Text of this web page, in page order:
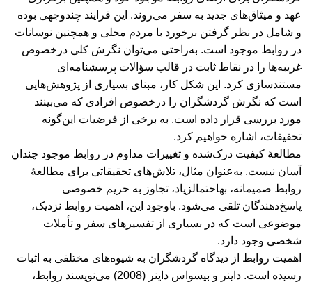
عهد و میثاق‌های جدید به سفر می‌روند. این فرایند چندوجهی بوده
و شامل در نظر گرفتن برخورد با مردم محلی و همچنین نوسانات
در روابط موجود است. به‌راحتی می‌توان نگرش کلی درخصوص
غریبه‌ها را در نقاط ثابت در قالب سؤالات پرسشنامه‌ای
مستندسازی کرد. این شکل کار، مبنای بسیاری از پژوهش‌هایی
است که نگرش گردشگران را درخصوص افرادی که می‌بینند
مورد بررسی قرار داده است. به برخی از فرضیات این‌گونه
تحقیقات، اشاره خواهیم کرد.
مطالعۀ کیفیت درک‌شده و تغییرات مداوم در روابط موجود چندان
آسان نیست. به‌عنوان مثال، تلاش‌های تحقیقاتی برای مطالعۀ
روابط صمیمانه، بهاحتمالزیاد، تجاوز به حریم خصوصی
پاسخ‌دهندگان تلقی می‌شود. باوجود این، اهمیت روابط نزدیک،
موضوعی است که در بسیاری از تفسیرهای سفر و تأملات
شخصی وجود دارد.
اهمیت روابط از دیدگاه گردشگران به شیوه‌های مختلفی به اثبات
رسیده است. داینر و بیسواس داینر (2008) می‌نویسند روابط،